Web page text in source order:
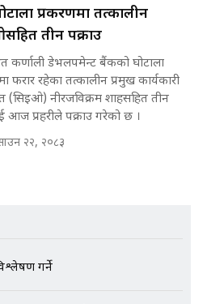
राजकुमारलाई घुस दिने विचौलीया
मन्त्री रञ्जिता || SIDHAKURA
घुस डिल गरेको अडियो ! दुई झोला
INVESTIGATION |
प्रकरणमा तत्कालीन
तीन पक्राउ
कर्णाली डेभलपमेन्ट बैंकको घोटाला
फरार रहेका तत्कालीन प्रमुख कार्यकारी
नीरजविक्रम शाहसहित तीन
आज प्रहरीले पक्राउ गरेको छ ।
साउन २२, २०८३
गर्ने